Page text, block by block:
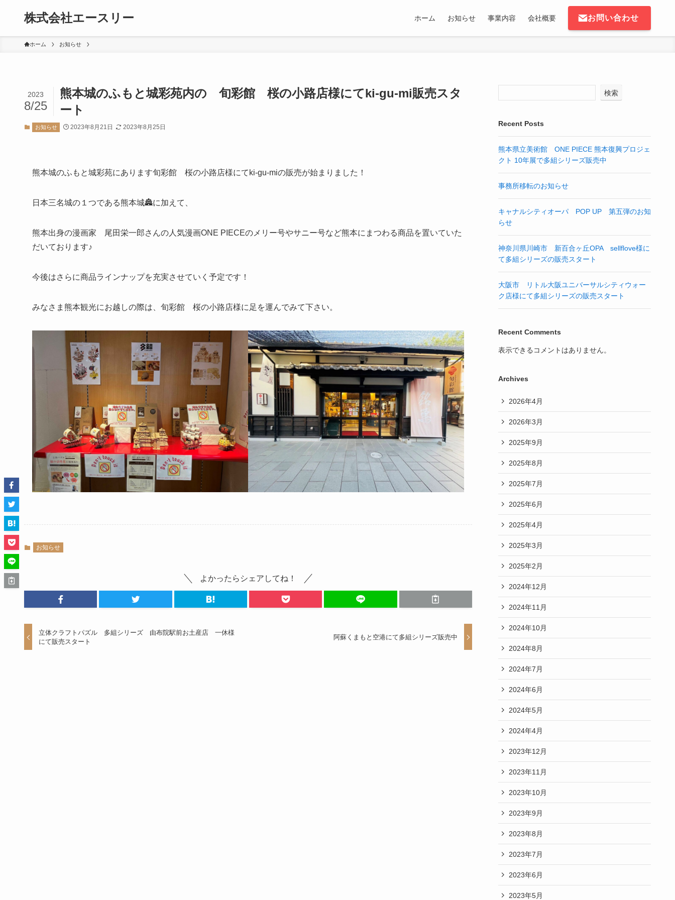
株式会社エースリー ホーム お知らせ 事業内容 会社概要 お問い合わせ
ホーム お知らせ
熊本城のふもと城彩苑内の 旬彩館 桜の小路店様にてki-gu-mi販売スタ
ート
2023
8/25
お知らせ 2023年8月21日 2023年8月25日
熊本城のふもと城彩苑にあります旬彩館 桜の小路店様にてki-gu-miの販売が始まりました！
日本三名城の１つである熊本城🏯に加えて、
熊本出身の漫画家 尾田栄一郎さんの人気漫画ONE PIECEのメリー号やサニー号など熊本にまつわる商品を置いていた
だいております♪
今後はさらに商品ラインナップを充実させていく予定です！
みなさま熊本観光にお越しの際は、旬彩館 桜の小路店様に足を運んでみて下さい。
お知らせ
よかったらシェアしてね！
立体クラフトパズル 多組シリーズ 由布院駅前お土産店 一休様
にて販売スタート
阿蘇くまもと空港にて多組シリーズ販売中
検索
Recent Posts
熊本県立美術館 ONE PIECE 熊本復興プロジェ
クト 10年展で多組シリーズ販売中
事務所移転のお知らせ
キャナルシティオーパ POP UP 第五弾のお知
らせ
神奈川県川崎市 新百合ヶ丘OPA sellflove様に
て多組シリーズの販売スタート
大阪市 リトル大阪ユニバーサルシティウォー
ク店様にて多組シリーズの販売スタート
Recent Comments
表示できるコメントはありません。
Archives
2026年4月
2026年3月
2025年9月
2025年8月
2025年7月
2025年6月
2025年4月
2025年3月
2025年2月
2024年12月
2024年11月
2024年10月
2024年8月
2024年7月
2024年6月
2024年5月
2024年4月
2023年12月
2023年11月
2023年10月
2023年9月
2023年8月
2023年7月
2023年6月
2023年5月